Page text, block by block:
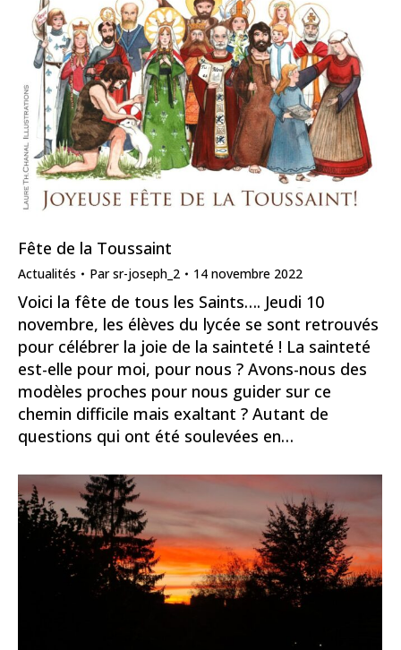
Fête de la Toussaint
Actualités Parsr-joseph_2 14 novembre 2022
Voici la fête de tous les Saints…. Jeudi 10
novembre, les élèves du lycée se sont retrouvés
pour célébrer la joie de la sainteté ! La sainteté
est-elle pour moi, pour nous ? Avons-nous des
modèles proches pour nous guider sur ce
chemin difficile mais exaltant ? Autant de
questions qui ont été soulevées en…